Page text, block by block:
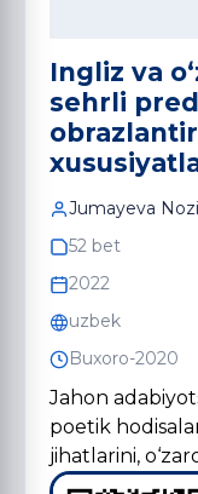
Ingliz va
sehrli
Jumayeva
52 bet
2022
uzbek
Buxoro-2020
Jahon
poetik
jihatlarini,